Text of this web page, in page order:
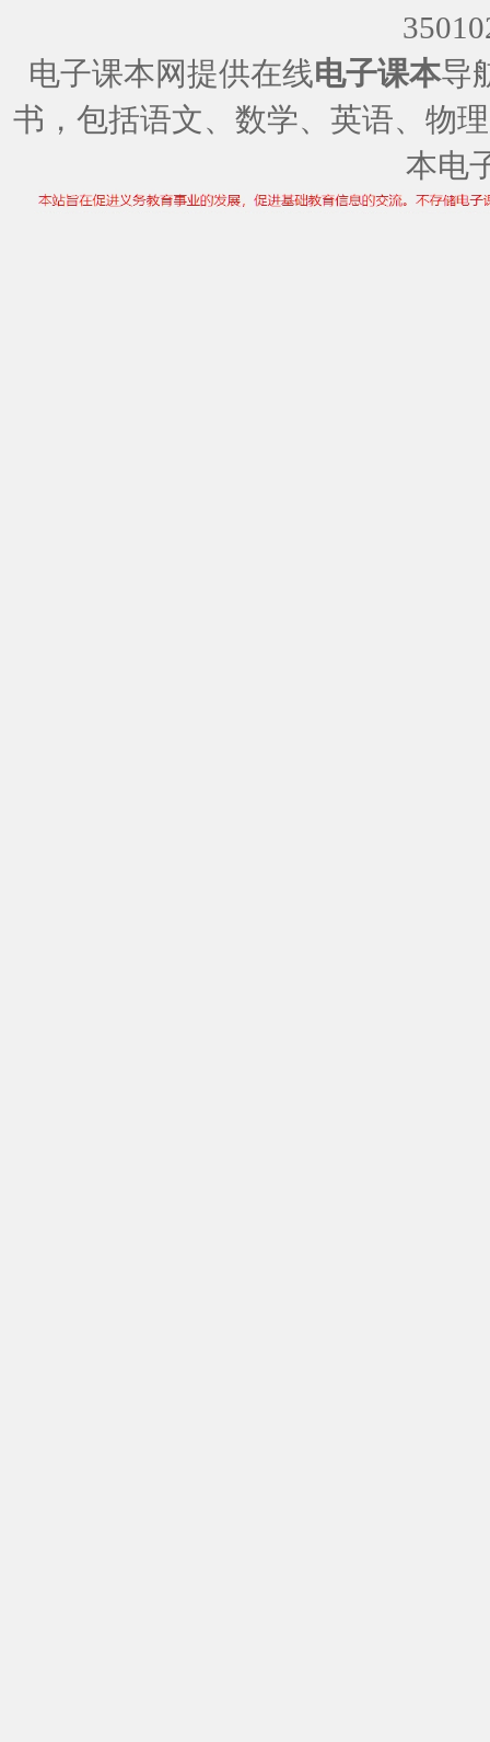
电子课本网提供在线电子课本导
书，包括语文、数学、英语、物
本电